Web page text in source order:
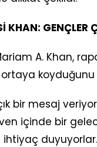
KHAN: GENÇLER
A. Khan,
koyduğunu
bir mesaj
içinde bir